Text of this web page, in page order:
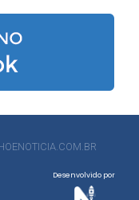
Desenvolvido por